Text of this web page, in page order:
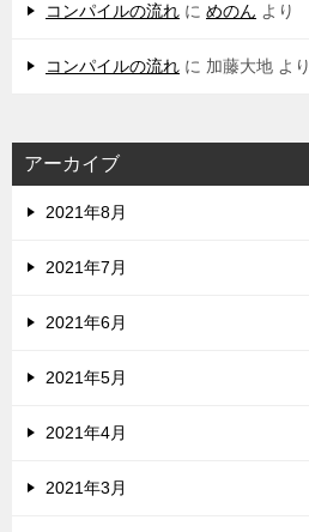
コンパイルの流れ に めのん より
コンパイルの流れ に 加藤大地 より
アーカイブ
2021年8月
2021年7月
2021年6月
2021年5月
2021年4月
2021年3月